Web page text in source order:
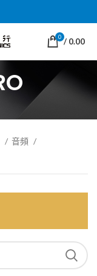
0 / 0.00
音頻